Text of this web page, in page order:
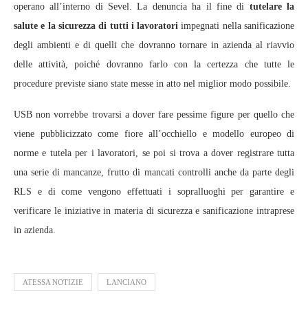
operano all’interno di Sevel. La denuncia ha il fine di tutelare la
salute e la sicurezza di tutti i lavoratori impegnati nella sanificazione
degli ambienti e di quelli che dovranno tornare in azienda al riavvio
delle attività, poiché dovranno farlo con la certezza che tutte le
procedure previste siano state messe in atto nel miglior modo possibile.
USB non vorrebbe trovarsi a dover fare pessime figure per quello che
viene pubblicizzato come fiore all’occhiello e modello europeo di
norme e tutela per i lavoratori, se poi si trova a dover registrare tutta
una serie di mancanze, frutto di mancati controlli anche da parte degli
RLS e di come vengono effettuati i sopralluoghi per garantire e
verificare le iniziative in materia di sicurezza e sanificazione intraprese
in azienda.
ATESSA NOTIZIE LANCIANO